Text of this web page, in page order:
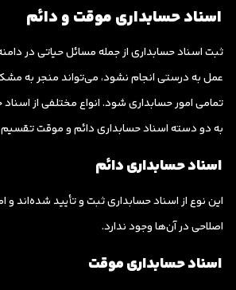
اسناد حسابداری موقت و دائم
ثبت اسناد حسابداری از جمله مسائل حیاتی در
عمل به درستی انجام نشود، می‌تواند منجر به
تمامی امور حسابداری شود. انواع مختلفی از
به دو دسته اسناد حسابداری دائم و موقت
اسناد حسابداری دائم
این نوع از اسناد حسابداری ثبت و تأیید شده‌اند و
اصلاحی در آن‌ها وجود ندارد.
اسناد حسابداری موقت